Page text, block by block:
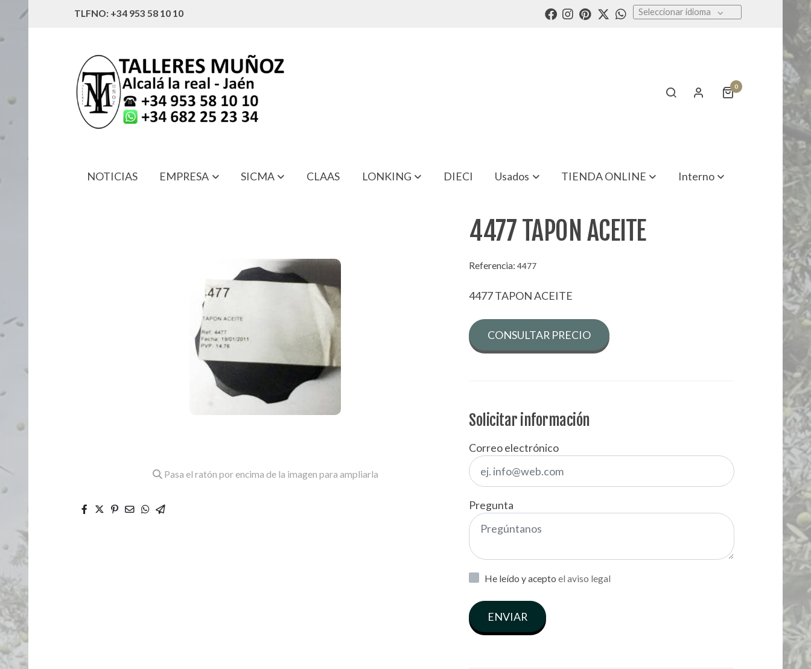
TLFNO: +34 953 58 10 10 Seleccionar idioma
0
NOTICIAS EMPRESA SICMA CLAAS LONKING DIECI Usados TIENDA ONLINE Interno
4477 TAPON ACEITE
Pasa el ratón por encima de la imagen para ampliarla
4477 TAPON ACEITE
Referencia:4477
4477 TAPON ACEITE
CONSULTAR PRECIO
Solicitar información
Correo electrónico
Pregunta
He leído y acepto el aviso legal
ENVIAR